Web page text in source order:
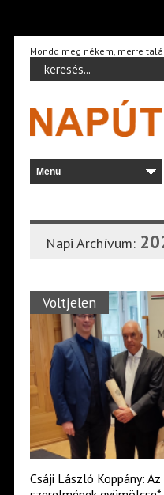
Mondd meg nékem, merre
Napi Archívum:
Voltjelen
Csáji László Koppány: